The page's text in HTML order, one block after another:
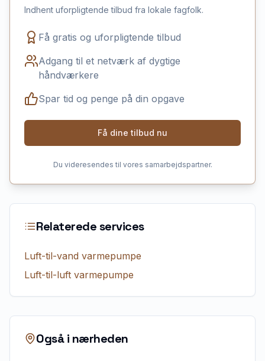
Indhent uforpligtende tilbud fra lokale fagfolk.
Få gratis og uforpligtende tilbud
Adgang til et netværk af dygtige
håndværkere
Spar tid og penge på din opgave
Få dine tilbud nu
Du videresendes til vores samarbejdspartner.
Relaterede services
Luft-til-vand varmepumpe
Luft-til-luft varmepumpe
Også i nærheden